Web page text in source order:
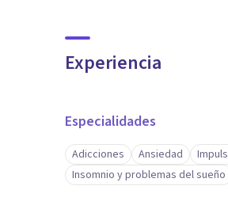
Experiencia
Especialidades
Adicciones Ansiedad
Insomnio y problemas del sueño